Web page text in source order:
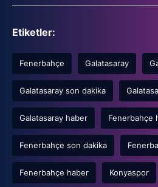
Etiketler:
Fenerbahçe Galatasaray
Galatasaray son dakika
Galatasaray haber Fenerbahçe
Fenerbahçe son dakika
Fenerbahçe haber Konyaspor